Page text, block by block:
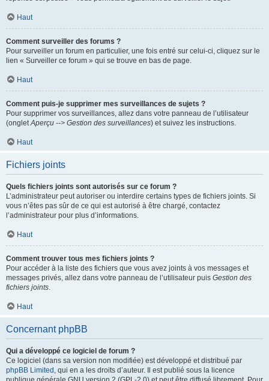
Haut
Comment surveiller des forums ?
Pour surveiller un forum en particulier, une fois entré sur celui-ci, cliquez sur le
lien « Surveiller ce forum » qui se trouve en bas de page.
Haut
Comment puis-je supprimer mes surveillances de sujets ?
Pour supprimer vos surveillances, allez dans votre panneau de l’utilisateur
(ongletAperçu --> Gestion des surveillances) et suivez les instructions.
Haut
Fichiers joints
Quels fichiers joints sont autorisés sur ce forum ?
L’administrateur peut autoriser ou interdire certains types de fichiers joints. Si
vous n’êtes pas sûr de ce qui est autorisé à être chargé, contactez
l’administrateur pour plus d’informations.
Haut
Comment trouver tous mes fichiers joints ?
Pour accéder à la liste des fichiers que vous avez joints à vos messages et
messages privés, allez dans votre panneau de l’utilisateur puis Gestion des
fichiers joints.
Haut
Concernant phpBB
Qui a développé ce logiciel de forum ?
Ce logiciel (dans sa version non modifiée) est développé et distribué par
phpBB Limited , qui en a les droits d’auteur. Il est publié sous la licence